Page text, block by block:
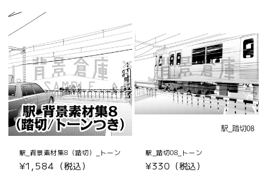
駅_背景素材集8（踏切）_トーン
通
¥1,584（税込）
駅_踏切08_トーン
通
¥330（税込）